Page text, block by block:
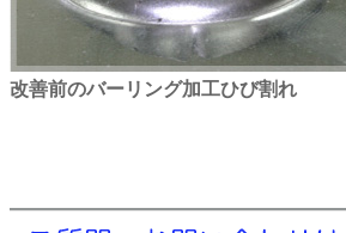
改善前のバーリング加工ひび割れ